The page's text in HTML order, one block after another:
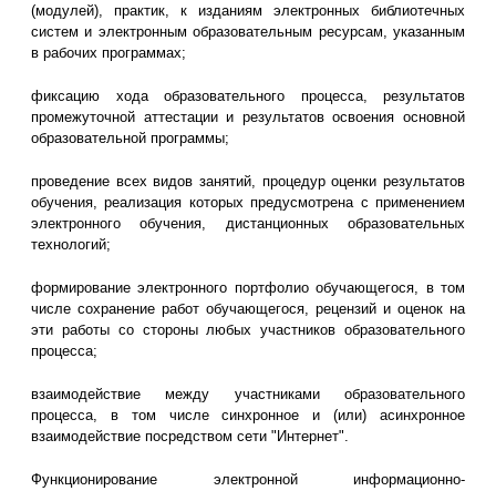
(модулей), практик, к изданиям электронных библиотечных
систем и электронным образовательным ресурсам, указанным
в рабочих программах;
фиксацию хода образовательного процесса, результатов
промежуточной аттестации и результатов освоения основной
образовательной программы;
проведение всех видов занятий, процедур оценки результатов
обучения, реализация которых предусмотрена с применением
электронного обучения, дистанционных образовательных
технологий;
формирование электронного портфолио обучающегося, в том
числе сохранение работ обучающегося, рецензий и оценок на
эти работы со стороны любых участников образовательного
процесса;
взаимодействие между участниками образовательного
процесса, в том числе синхронное и (или) асинхронное
взаимодействие посредством сети "Интернет".
Функционирование электронной информационно-